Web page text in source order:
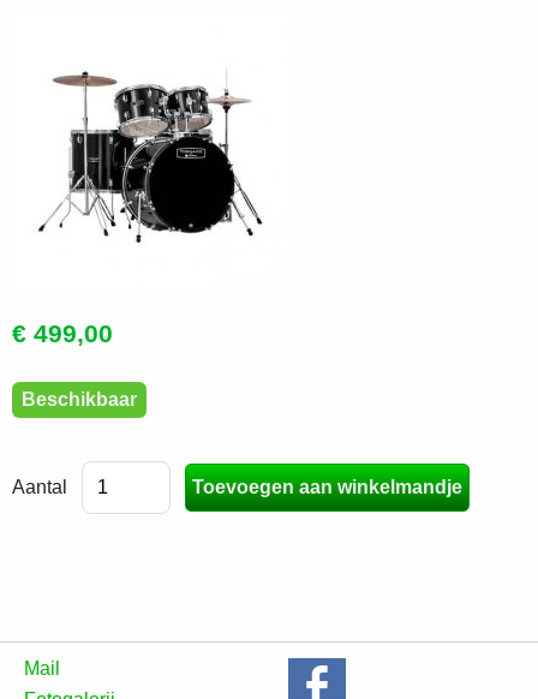
€ 499,00
Beschikbaar
Aantal
Mail